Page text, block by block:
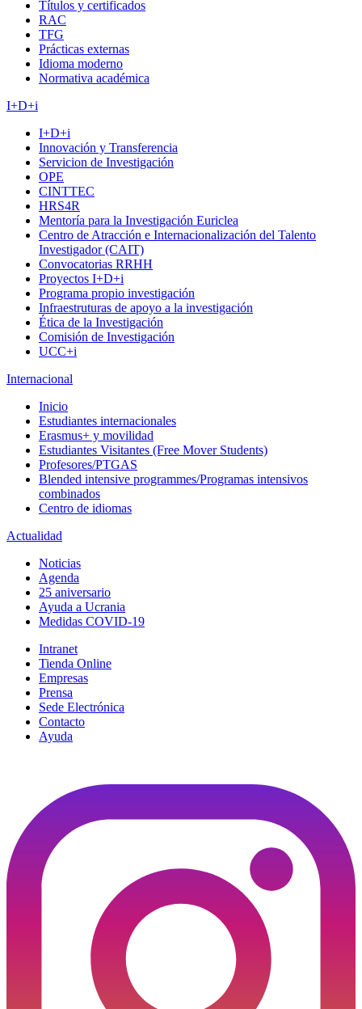
Títulos y certificados
RAC
TFG
Prácticas externas
Idioma moderno
Normativa académica
I+D+i
I+D+i
Innovación y Transferencia
Servicion de Investigación
OPE
CINTTEC
HRS4R
Mentoría para la Investigación Euriclea
Centro de Atracción e Internacionalización del Talento
Investigador (CAIT)
Convocatorias RRHH
Proyectos I+D+i
Programa propio investigación
Infraestruturas de apoyo a la investigación
Ética de la Investigación
Comisión de Investigación
UCC+i
Internacional
Inicio
Estudiantes internacionales
Erasmus+ y movilidad
Estudiantes Visitantes (Free Mover Students)
Profesores/PTGAS
Blended intensive programmes/Programas intensivos
combinados
Centro de idiomas
Actualidad
Noticias
Agenda
25 aniversario
Ayuda a Ucrania
Medidas COVID-19
Intranet
Tienda Online
Empresas
Prensa
Sede Electrónica
Contacto
Ayuda